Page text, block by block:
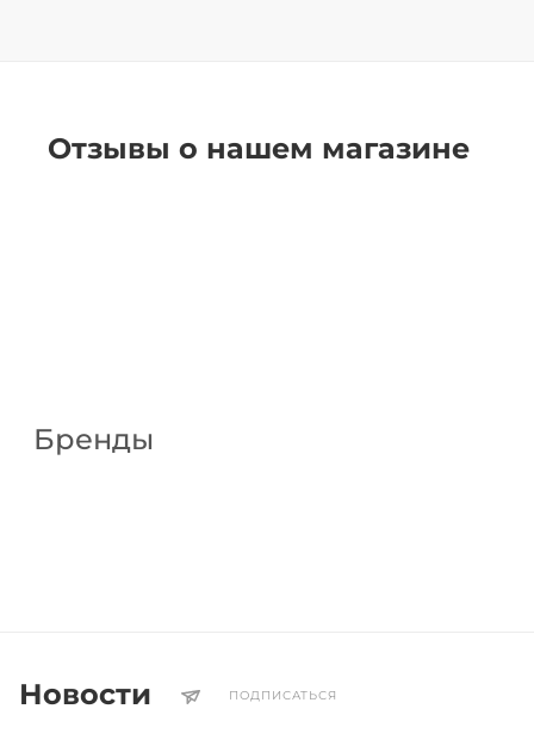
Отзывы о нашем магазине
Бренды
Новости ПОДПИСАТЬСЯ